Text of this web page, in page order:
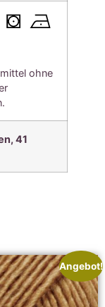
ohne
41
Angebot!